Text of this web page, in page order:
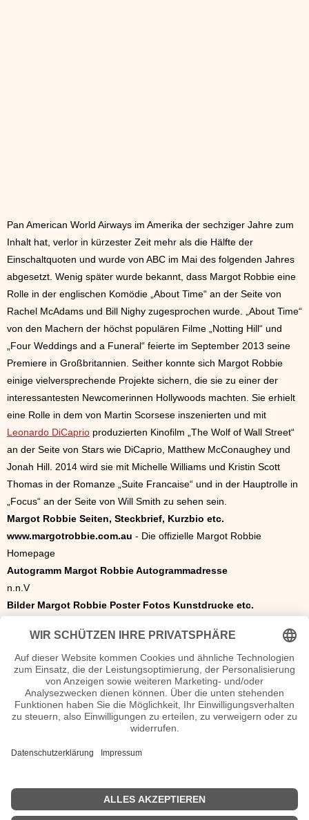
Pan American World Airways im Amerika der sechziger Jahre zum
Inhalt hat, verlor in kürzester Zeit mehr als die Hälfte der
Einschaltquoten und wurde von ABC im Mai des folgenden Jahres
abgesetzt. Wenig später wurde bekannt, dass Margot Robbie eine
Rolle in der englischen Komödie „About Time“ an der Seite von
Rachel McAdams und Bill Nighy zugesprochen wurde. „About Time“
von den Machern der höchst populären Filme „Notting Hill“ und
„Four Weddings and a Funeral“ feierte im September 2013 seine
Premiere in Großbritannien. Seither konnte sich Margot Robbie
einige vielversprechende Projekte sichern, die sie zu einer der
interessantesten Newcomerinnen Hollywoods machten. Sie erhielt
eine Rolle in dem von Martin Scorsese inszenierten und mit
Leonardo DiCaprio produzierten Kinofilm „The Wolf of Wall Street“
an der Seite von Stars wie DiCaprio, Matthew McConaughey und
Jonah Hill. 2014 wird sie mit Michelle Williams und Kristin Scott
Thomas in der Romanze „Suite Francaise“ und in der Hauptrolle in
„Focus“ an der Seite von Will Smith zu sehen sein.
Margot Robbie Seiten, Steckbrief, Kurzbio etc.
www.margotrobbie.com.au - Die offizielle Margot Robbie
Homepage
Autogramm Margot Robbie Autogrammadresse
n.n.V
Bilder Margot Robbie Poster Fotos Kunstdrucke etc.
Movies Margot Robbie Filme
2008 - Vigilante
2008 - Review with Myles Barlow
2008 - Elephant Princess
2013 - Alles eine Frage der Zeit